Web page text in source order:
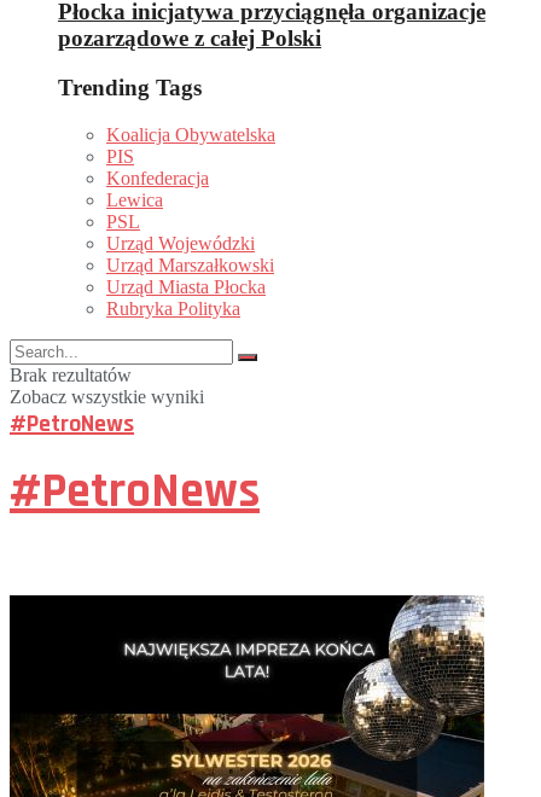
Płocka inicjatywa przyciągnęła organizacje
pozarządowe z całej Polski
Trending Tags
Koalicja Obywatelska
PIS
Konfederacja
Lewica
PSL
Urząd Wojewódzki
Urząd Marszałkowski
Urząd Miasta Płocka
Rubryka Polityka
Brak rezultatów
Zobacz wszystkie wyniki
#PetroNews
#PetroNews